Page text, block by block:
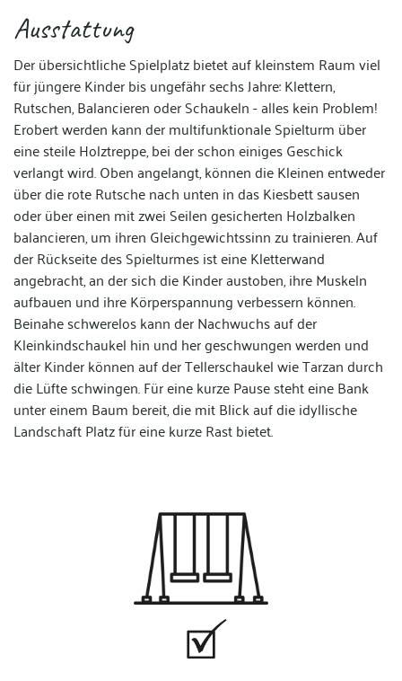
Ausstattung
Der übersichtliche Spielplatz bietet auf kleinstem Raum viel
für jüngere Kinder bis ungefähr sechs Jahre: Klettern,
Rutschen, Balancieren oder Schaukeln - alles kein Problem!
Erobert werden kann der multifunktionale Spielturm über
eine steile Holztreppe, bei der schon einiges Geschick
verlangt wird. Oben angelangt, können die Kleinen entweder
über die rote Rutsche nach unten in das Kiesbett sausen
oder über einen mit zwei Seilen gesicherten Holzbalken
balancieren, um ihren Gleichgewichtssinn zu trainieren. Auf
der Rückseite des Spielturmes ist eine Kletterwand
angebracht, an der sich die Kinder austoben, ihre Muskeln
aufbauen und ihre Körperspannung verbessern können.
Beinahe schwerelos kann der Nachwuchs auf der
Kleinkindschaukel hin und her geschwungen werden und
älter Kinder können auf der Tellerschaukel wie Tarzan durch
die Lüfte schwingen. Für eine kurze Pause steht eine Bank
unter einem Baum bereit, die mit Blick auf die idyllische
Landschaft Platz für eine kurze Rast bietet.